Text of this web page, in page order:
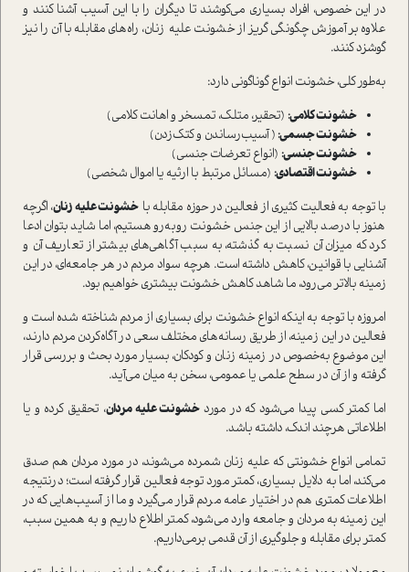
در این خصوص، افراد بسیاری می‌کوشند تا دیگران را با این آسیب آشنا کنند و
علاوه بر آموزش چگونگی گریز از خشونت علیه زنان، راه‌های مقابله با آن را نیز
گوشزد کنند.
به‌طور کلی، خشونت انواع گوناگونی دارد:
خشونت کلامی: (تحقیر، متلک، تمسخر و اهانت کلامی)
خشونت جسمی:( آسیب‌رساندن و کتک‌زدن)
خشونت جنسی: (انواع تعرضات جنسی)
خشونت اقتصادی: (مسائل مرتبط با ارثیه یا اموال شخصی)
با توجه به فعالیت کثیری از فعالین در حوزه مقابله با خشونت علیه زنان، اگرچه
هنوز با درصد بالایی از این جنس خشونت روبه‌رو هستیم، اما شاید بتوان ادعا
کرد که میزان آن نسبت به گذشته، به سبب آگاهی‌های بیشتر از تعاریف آن و
آشنایی با قوانین، کاهش داشته است. هرچه سواد مردم در هر جامعه‌ای، در این
زمینه بالاتر می‌رود، ما شاهد کاهش خشونت بیشتری خواهیم بود.
امروزه با توجه به اینکه انواع خشونت برای بسیاری از مردم شناخته شده است و
فعالین در این زمینه، از طریق رسانه‌های مختلف سعی در آگاه‌کردن مردم دارند،
این موضوع به‌خصوص در زمینه زنان و کودکان، بسیار مورد بحث و بررسی قرار
گرفته و از آن در سطح علمی یا عمومی، سخن به میان می‌آید.
اما کمتر کسی پیدا می‌شود که در موردخشونت علیه مردان، تحقیق کرده و یا
اطلاعاتی هرچند اندک، داشته باشد.
تمامی انواع خشونتی که علیه زنان شمرده می‌شوند، در مورد مردان هم صدق
می‌کند، اما به دلایل بسیاری، کمتر مورد توجه فعالین قرار گرفته است؛ درنتیجه
اطلاعات کمتری هم در اختیار عامه مردم قرار می‌گیرد و ما از آسیب‌هایی که در
این زمینه به مردان و جامعه وارد می‌شود، کمتر اطلاع داریم و به همین سبب،
کمتر برای مقابله و جلوگیری از آن قدمی برمی‌داریم.